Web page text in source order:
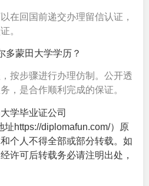
在回国前递交办理留信认证，
。
多蒙田大学学历？
按步骤进行办理仿制。公开透
，是合作顺利完成的保证。
学毕业证公司
址https://diplomafun.com/）原
个人不得全部或部分转载。如
许可后转载务必请注明出处，